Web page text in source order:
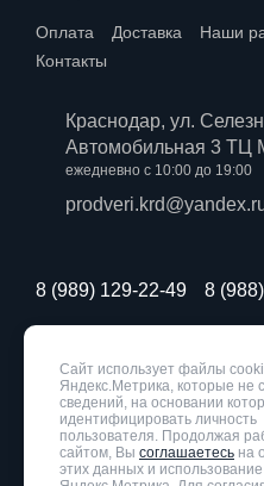
Разработка сайтаWebZapusk.ru
Оплата Доставка Наши
Контакты
Краснодар, ул.
Автомобильная 3 ТЦ
ежедневно с 10:00 до 19:00
8 (989) 129-22-49 8
©PRO ДВЕРИ 2007-2026. Все
информационные материалы и
являются публичной офертой,
Сайт использует файлы
Яндекс.Метрика, которые не
сведений, на основании
идентифицировать личность
пользователя. Продолжая
сайтом, Вы соглашаетесь на
этих данных и